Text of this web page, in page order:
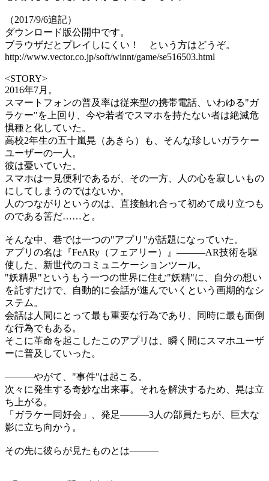
（2017/9/6追記）
ダウンロード版公開中です。
ブラウザだとプレイしにくい！ という方はどうぞ。
http://www.vector.co.jp/soft/winnt/game/se516503.html
<STORY>
2016年7月。
スマートフォンの普及率は従来型の携帯電話、いわゆる"ガ
ラケー"を上回り、今や若者でスマホを持たない者は絶滅危
惧種と化していた。
高校2年生の五十嵐晃（あきら）も、そんな珍しいガラケー
ユーザーの一人。
彼は憂いていた。
スマホは一見便利であるが、その一方、人の心を寂しいもの
にしてしまうのではないか。
人のつながりというのは、直接触れ合って初めて成り立つも
のである筈だ……と。
そんな中、巷では一つの"アプリ"が話題になっていた。
アプリの名は『FeARy（フェアリー）』―――AR技術を駆
使した、新世代のコミュニケーションツール。
"妖精界"というもう一つの世界に住む"妖精"に、自分の想い
を託すだけで、自動的に会話が進んでいくという画期的なシ
ステム。
会話は人間にとって最も重要な行為であり、同時に最も面倒
な行為でもある。
そこに革命を起こしたこのアプリは、瞬く間にスマホユーザ
ーに普及していった。
―――やがて、"事件"は起こる。
次々に発生する奇妙な出来事。それを解決するため、晃は立
ち上がる。
「ガラケー同好会」、発足―――3人の部員たちが、巨大な
影に立ち向かう。
その先に彼らが見たものとは―――